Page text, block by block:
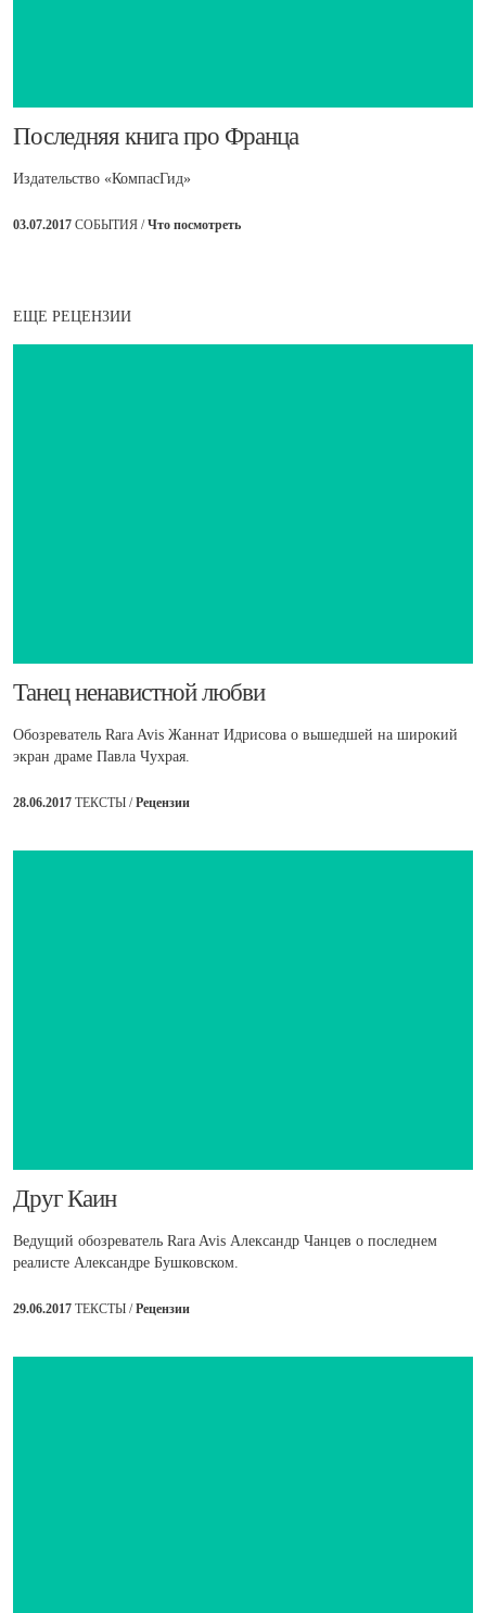
​Последняя книга про Франца
Издательство «КомпасГид»
03.07.2017 СОБЫТИЯ /Что посмотреть
ЕЩЕ РЕЦЕНЗИИ
​Танец ненавистной любви
Обозреватель Rara Avis Жаннат Идрисова о вышедшей на широкий
экран драме Павла Чухрая.
28.06.2017 ТЕКСТЫ /Рецензии
​Друг Каин
Ведущий обозреватель Rara Avis Александр Чанцев о последнем
реалисте Александре Бушковском.
29.06.2017 ТЕКСТЫ /Рецензии